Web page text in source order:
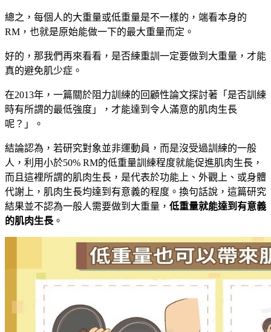
總之，每個人的大重量或低重量是不一樣的，端看本身的
RM，也就是原始能做一下的最大重量而定。
好的，那我們再來看看，是否練重訓一定要做到大重量，才能
真的避免肌少症。
在2013年，一篇關於阻力訓練的回顧性論文探討著「是否訓練
時有所謂的最低強度」，才能達到令人滿意的肌肉生長
呢？」。
結論認為，若研究對象並非運動員，而是沒受過訓練的一般
人，利用小於50% RM的低重量訓練程度就能促進肌肉生長，
而且這裡所謂的肌肉生長，是代表於功能上、外觀上、或身體
代謝上，肌肉生長均達到有意義的程度。換句話說，這篇研究
結果並不認為一般人需要做到大重量， 低重量就能達到有意義
的肌肉生長 。